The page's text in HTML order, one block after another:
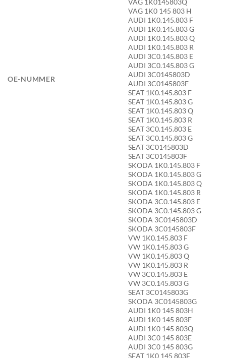
OE-NUMMER
VAG 1K0145803Q
VAG 1K0 145 803 H
AUDI 1K0.145.803 F
AUDI 1K0.145.803 G
AUDI 1K0.145.803 Q
AUDI 1K0.145.803 R
AUDI 3C0.145.803 E
AUDI 3C0.145.803 G
AUDI 3C0145803D
AUDI 3C0145803F
SEAT 1K0.145.803 F
SEAT 1K0.145.803 G
SEAT 1K0.145.803 Q
SEAT 1K0.145.803 R
SEAT 3C0.145.803 E
SEAT 3C0.145.803 G
SEAT 3C0145803D
SEAT 3C0145803F
SKODA 1K0.145.803 F
SKODA 1K0.145.803 G
SKODA 1K0.145.803 Q
SKODA 1K0.145.803 R
SKODA 3C0.145.803 E
SKODA 3C0.145.803 G
SKODA 3C0145803D
SKODA 3C0145803F
VW 1K0.145.803 F
VW 1K0.145.803 G
VW 1K0.145.803 Q
VW 1K0.145.803 R
VW 3C0.145.803 E
VW 3C0.145.803 G
SEAT 3C0145803G
SKODA 3C0145803G
AUDI 1K0 145 803H
AUDI 1K0 145 803F
AUDI 1K0 145 803Q
AUDI 3C0 145 803E
AUDI 3C0 145 803G
SEAT 1K0 145 803F